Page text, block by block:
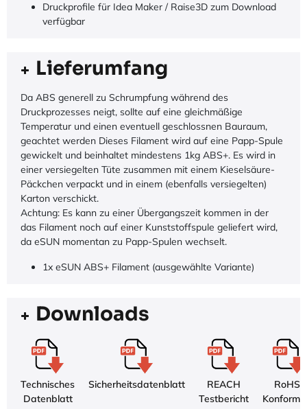
Druckprofile für Idea Maker / Raise3D zum Download
verfügbar
Lieferumfang
Da ABS generell zu Schrumpfung während des
Druckprozesses neigt, sollte auf eine gleichmäßige
Temperatur und einen eventuell geschlossnen Bauraum,
geachtet werden Dieses Filament wird auf eine Papp-Spule
gewickelt und beinhaltet mindestens 1kg ABS+. Es wird in
einer versiegelten Tüte zusammen mit einem Kieselsäure-
Päckchen verpackt und in einem (ebenfalls versiegelten)
Karton verschickt.
Achtung: Es kann zu einer Übergangszeit kommen in der
das Filament noch auf einer Kunststoffspule geliefert wird,
da eSUN momentan zu Papp-Spulen wechselt.
1x eSUN ABS+ Filament (ausgewählte Variante)
Downloads
Technisches
Datenblatt
Sicherheitsdatenblatt
REACH
Testbericht
RoHS-